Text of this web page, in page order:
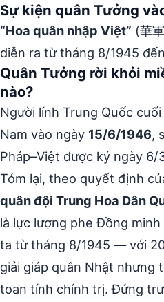
Sự kiện quân Tưởng
“Hoa quân nhập Việt” (華
diễn ra từ tháng 8/1945
Quân Tưởng rời khỏi
nào?
Người lính Trung Quốc
Nam vào ngày 15/6/1946,
Pháp–Việt được ký ngày 6/
Tóm lại, theo quyết định
quân đội Trung Hoa Dân
là lực lượng phe Đồng
ta từ tháng 8/1945 — với
giải giáp quân Nhật nhưng
toan tính chính trị. Đứng